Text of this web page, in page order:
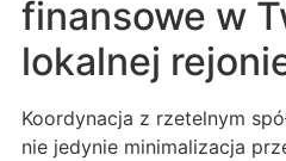
finansowe w
lokalnej
Koordynacja z rzetelnym
nie jedynie minimalizacja